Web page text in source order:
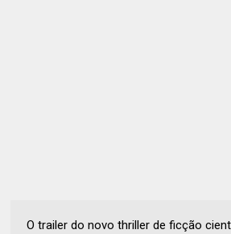
O trailer do novo thriller de ficção